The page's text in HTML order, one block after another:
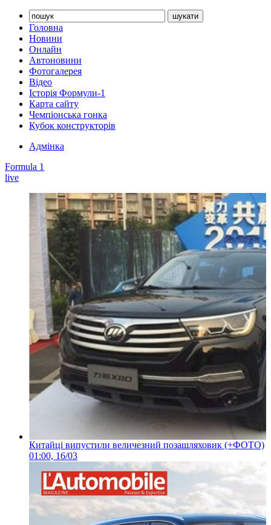
Головна
Новини
Онлайн
Автоновини
Фотогалерея
Відео
Історія Формули-1
Карта сайту
Чемпіонська гонка
Кубок конструкторів
Адмінка
Formula 1
live
Китайці випустили величезний позашляховик (+ФОТО)
01:00, 16/03